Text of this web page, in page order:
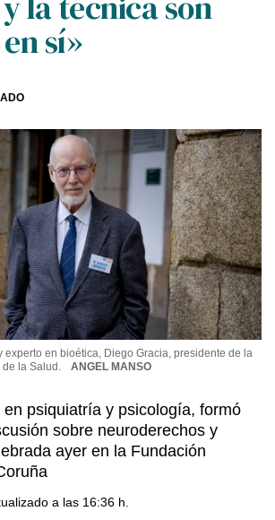
sí»
experto en bioética, Diego Gracia, presidente de la
la Salud.
ANGEL MANSO
en psiquiatría y psicología, formó
sobre neuroderechos y
ayer en la Fundación
a las 16:36 h.